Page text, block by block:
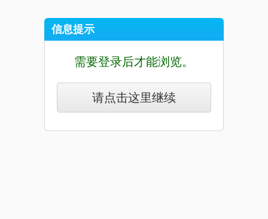
信息提示
需要登录后才能浏览。
请点击这里继续